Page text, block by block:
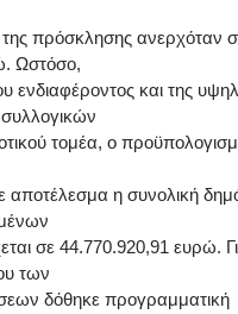
πρόσκλησης ανερχόταν
Ωστόσο,
ενδιαφέροντος και της
τομέα, ο
η συνολική
σε 44.770.920,91 ευρώ.
των
δόθηκε προγραμματική